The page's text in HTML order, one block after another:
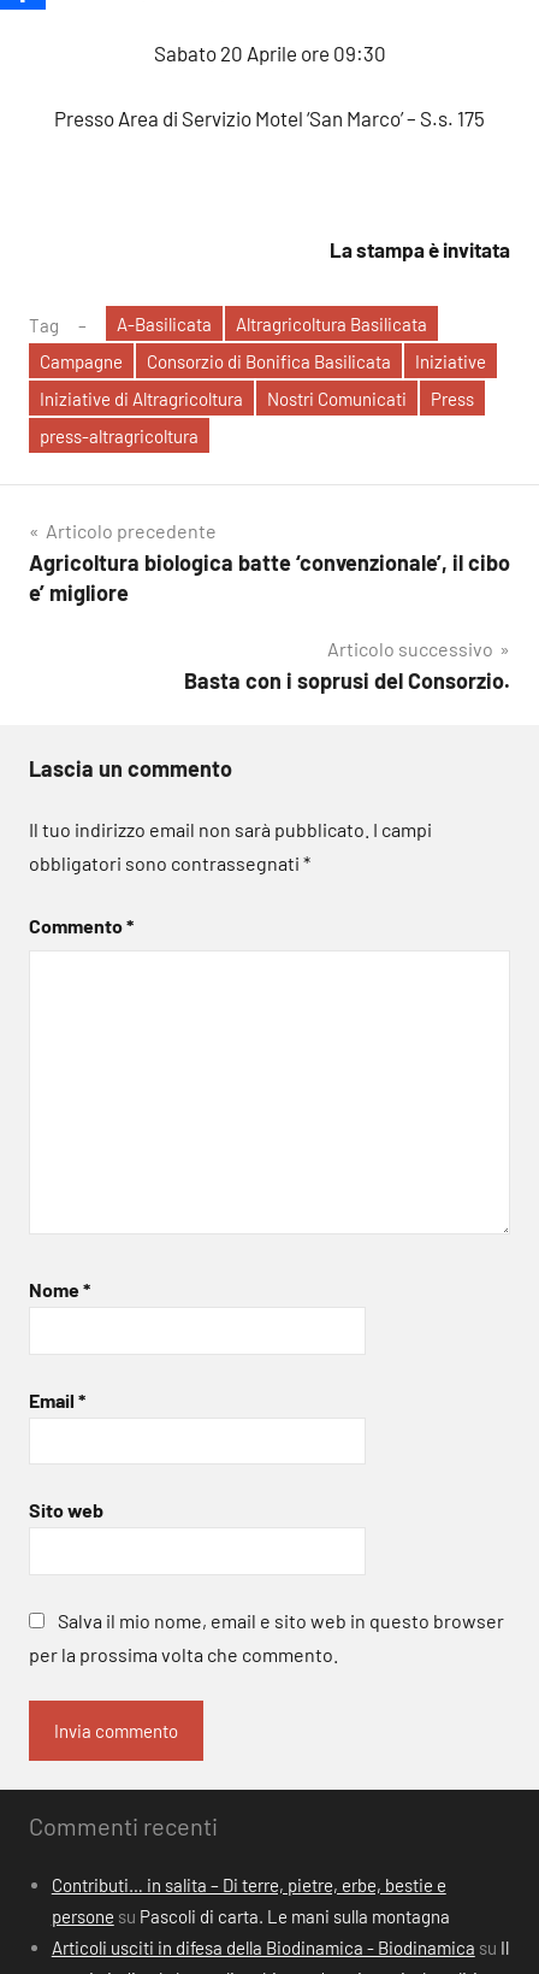
Sabato 20 Aprile ore 09:30
Presso Area di Servizio Motel ‘San Marco’ – S.s. 175
La stampa è invitata
Tag A-Basilicata
Altragricoltura Basilicata
Campagne
Consorzio di Bonifica Basilicata
Iniziative
Iniziative di Altragricoltura
Nostri Comunicati
Press
press-altragricoltura
Navigazione
articoli
Articolo precedente
Agricoltura biologica batte ‘convenzionale’, il cibo
e’ migliore
Articolo successivo
Basta con i soprusi del Consorzio.
Lascia un commento
Il tuo indirizzo email non sarà pubblicato. I campi
obbligatori sono contrassegnati *
Commento*
Nome*
Email *
Sito web
Salva il mio nome, email e sito web in questo browser
per la prossima volta che commento.
Commenti recenti
Contributi… in salita – Di terre, pietre, erbe, bestie e
persone su Pascoli di carta. Le mani sulla montagna
Articoli usciti in difesa della Biodinamica - Biodinamica su Il